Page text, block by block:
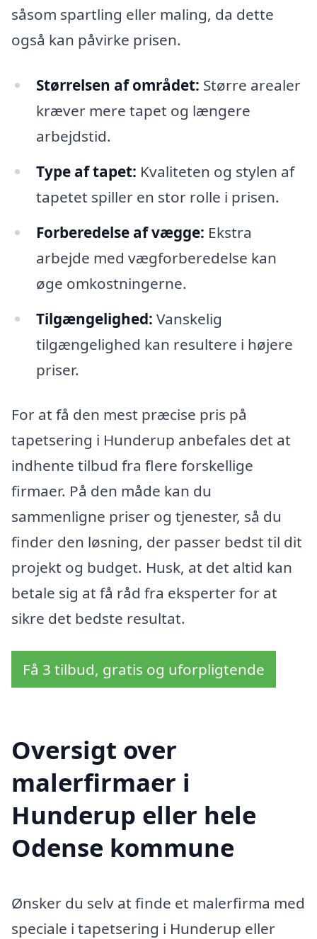
såsom spartling eller maling, da dette
også kan påvirke prisen.
Størrelsen af området: Større arealer
kræver mere tapet og længere
arbejdstid.
Type af tapet: Kvaliteten og stylen af
tapetet spiller en stor rolle i prisen.
Forberedelse af vægge: Ekstra
arbejde med vægforberedelse kan
øge omkostningerne.
Tilgængelighed: Vanskelig
tilgængelighed kan resultere i højere
priser.
For at få den mest præcise pris på
tapetsering i Hunderup anbefales det at
indhente tilbud fra flere forskellige
firmaer. På den måde kan du
sammenligne priser og tjenester, så du
finder den løsning, der passer bedst til dit
projekt og budget. Husk, at det altid kan
betale sig at få råd fra eksperter for at
sikre det bedste resultat.
Få 3 tilbud, gratis og uforpligtende
Oversigt over
malerfirmaer i
Hunderup eller hele
Odense kommune
Ønsker du selv at finde et malerfirma med
speciale i tapetsering i Hunderup eller